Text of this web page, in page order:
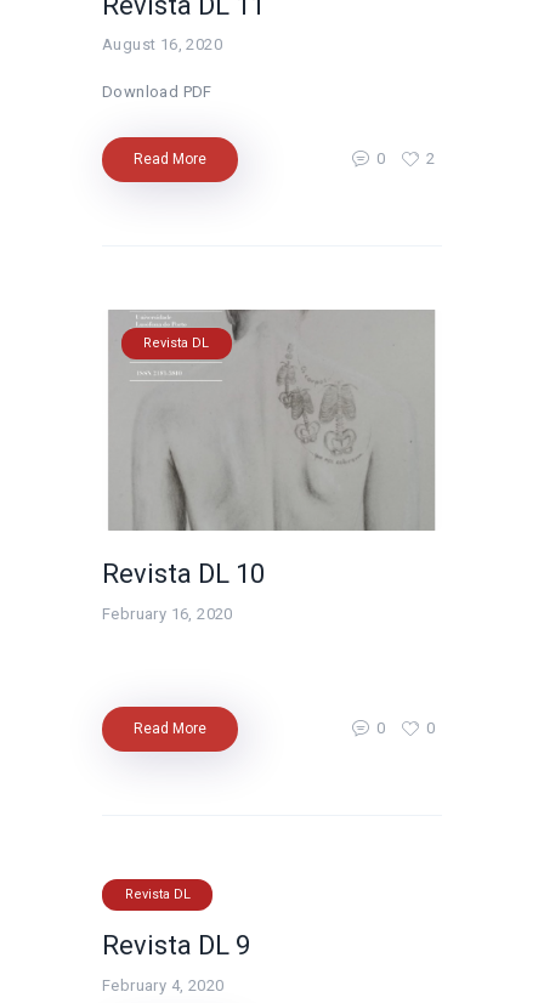
August 16, 2020
Download PDF
Read More 0 2
Revista DL
Revista DL 10
February 16, 2020
Read More 0 0
Revista DL
Revista DL 9
February 4, 2020